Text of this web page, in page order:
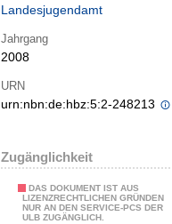
Landesjugendamt
Jahrgang
2008
URN
urn:nbn:de:hbz:5:2-248213
Zugänglichkeit
DAS DOKUMENT IST AUS
LIZENZRECHTLICHEN GRÜNDEN
NUR AN DEN SERVICE-PCS DER
ULB ZUGÄNGLICH.